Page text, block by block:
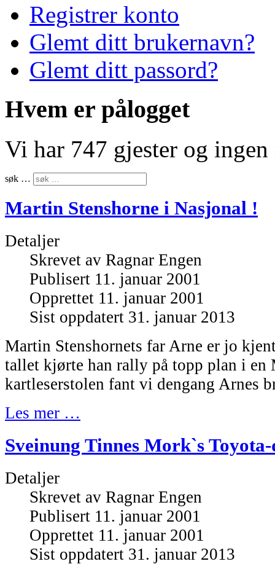
Registrer konto
Glemt ditt brukernavn?
Glemt ditt passord?
Hvem er pålogget
Vi har 747 gjester og ingen
søk …
Martin Stenshorne i Nasjonal !
Detaljer
Skrevet av Ragnar Engen
Publisert 11. januar 2001
Opprettet 11. januar 2001
Sist oppdatert 31. januar 2013
Martin Stenshornets far Arne er jo
tallet kjørte han rally på topp plan i en
kartleserstolen fant vi dengang Arnes
Les mer …
Sveinung Tinnes Mork`s
Detaljer
Skrevet av Ragnar Engen
Publisert 11. januar 2001
Opprettet 11. januar 2001
Sist oppdatert 31. januar 2013